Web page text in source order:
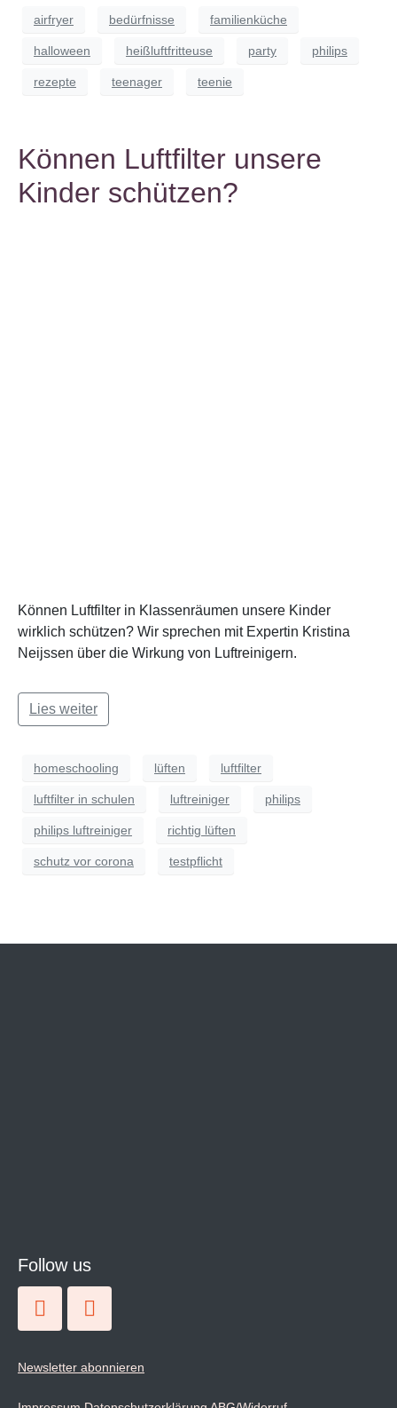
airfryer bedürfnisse familienküche
halloween heißluftfritteuse party philips
rezepte teenager teenie
Können Luftfilter unsere
Kinder schützen?
Können Luftfilter in Klassenräumen unsere Kinder
wirklich schützen? Wir sprechen mit Expertin Kristina
Neijssen über die Wirkung von Luftreinigern.
Lies weiter
homeschooling lüften luftfilter
luftfilter in schulen luftreiniger philips
philips luftreiniger richtig lüften
schutz vor corona testpflicht
Follow us
Newsletter abonnieren